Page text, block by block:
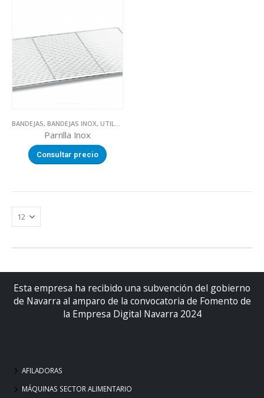
BANDEJAS, BANDEJAS INOX, UTILLAJE
Parrilla Inox
Consultar precio
Esta empresa ha recibido una subvención del gobierno
de Navarra al amparo de la convocatoria de Fomento de
la Empresa Digital Navarra 2024
AFILADORAS
MÁQUINAS SECTOR ALIMENTARIO